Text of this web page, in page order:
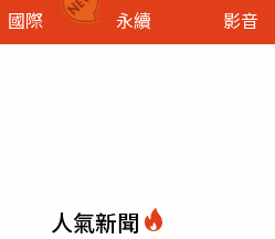
國際 永續 影音
人氣新聞